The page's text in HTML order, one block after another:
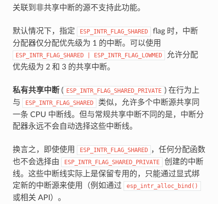
关联到非共享中断的源不支持此功能。
默认情况下，指定 ESP_INTR_FLAG_SHARED
flag 时，中断
分配器仅分配优先级为 1 的中断。可以使用
ESP_INTR_FLAG_SHARED ESP_INTR_FLAG_LOWMED
允许分配
优先级为 2 和 3 的共享中断。
私有共享中断( ESP_INTR_FLAG_SHARED_PRIVATE ) 在行为上
与
ESP_INTR_FLAG_SHARED
类似，允许多个中断源共享同
一条 CPU 中断线。但与常规共享中断不同的是，中断分
配器永远不会自动选择这些中断线。
换言之，即使使用 ESP_INTR_FLAG_SHARED ，任何分配函数
也不会选择由
ESP_INTR_FLAG_SHARED_PRIVATE
创建的中断
线。这些中断线实际上是保留专用的，只能通过显式绑
定新的中断源来使用（例如通过
esp_intr_alloc_bind()
或相关 API）。